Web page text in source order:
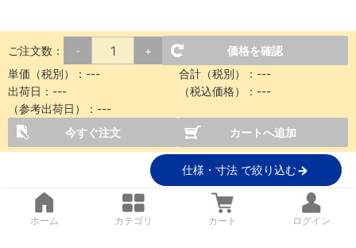
ご注文数： - +
価格を確認
単価（税別）： --- 合計（税別）： ---
出荷日： --- （税込価格）： ---
（参考出荷日）： ---
今すぐ注文
カートへ追加
仕様・寸法 で絞り込む
ホーム カテゴリ カート ログイン